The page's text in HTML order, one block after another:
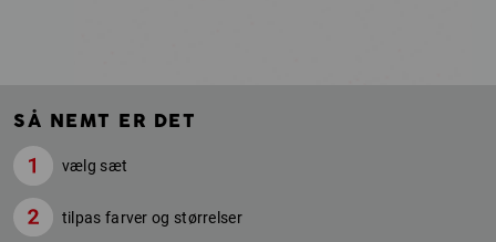
SÅ NEMT ER DET
vælg sæt
tilpas farver og størrelser